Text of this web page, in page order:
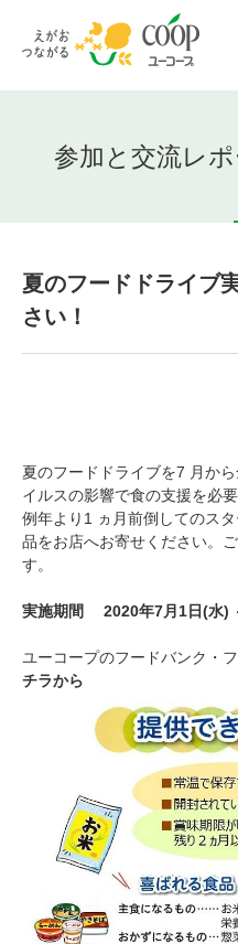
参加と交流レ
夏のフードドライブ
さい！
夏のフードドライブを7 月か
イルスの影響で食の支援を必
例年より1 ヵ月前倒してのス
品をお店へお寄せください。
す。
実施期間 2020年7月1日(水)
ユーコープのフードバンク・
チラから